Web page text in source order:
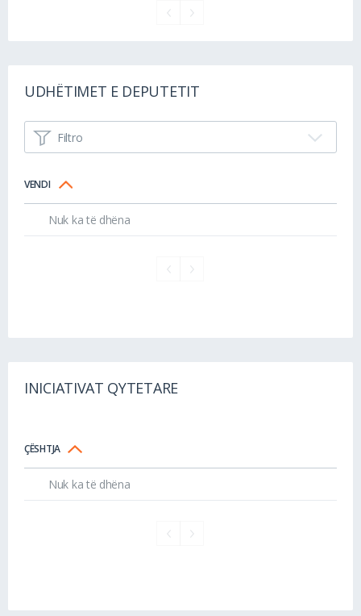
UDHËTIMET E DEPUTETIT
Filtro
VENDI
Nuk ka të dhëna
INICIATIVAT QYTETARE
ÇËSHTJA
Nuk ka të dhëna